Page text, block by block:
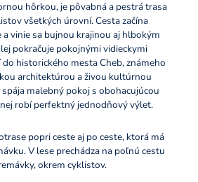
hôrkou, je pôvabná a pestrá trasa
všetkých úrovní. Cesta začína
vinie sa bujnou krajinou aj hlbokým
pokračuje pokojnými vidieckymi
historického mesta Cheb, známeho
architektúrou a živou kultúrnou
spája malebný pokoj s obohacujúcou
robí perfektný jednodňový výlet.
popri ceste aj po ceste, ktorá má
V lese prechádza na poľnú cestu
okrem cyklistov.